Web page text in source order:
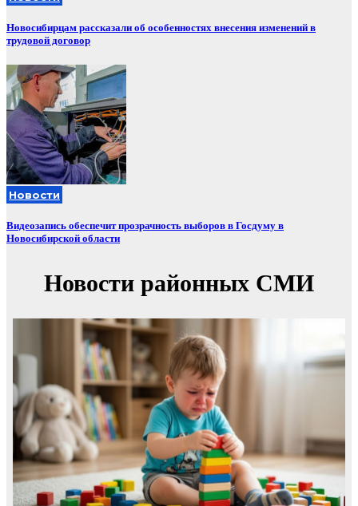
Новосибирцам рассказали об особенностях внесения изменений в
трудовой договор
Новости
Видеозапись обеспечит прозрачность выборов в Госдуму в
Новосибирской области